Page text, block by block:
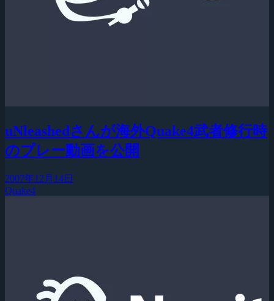
uNleashedさんが海外Quake4武者修行時
のプレー動画を公開
2007年12月14日
Quake4